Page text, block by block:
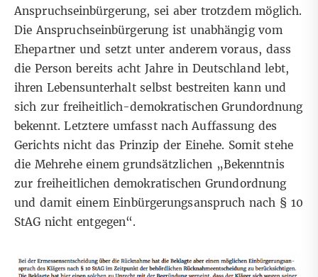
Anspruchseinbürgerung, sei aber trotzdem möglich.
Die Anspruchseinbürgerung ist unabhängig vom
Ehepartner und setzt unter anderem voraus, dass
die Person bereits acht Jahre in Deutschland lebt,
ihren Lebensunterhalt selbst bestreiten kann und
sich zur freiheitlich-demokratischen Grundordnung
bekennt. Letztere umfasst nach Auffassung des
Gerichts nicht das Prinzip der Einehe. Somit stehe
die Mehrehe einem grundsätzlichen „Bekenntnis
zur freiheitlichen demokratischen Grundordnung
und damit einem Einbürgerungsanspruch nach § 10
StAG nicht entgegen“.